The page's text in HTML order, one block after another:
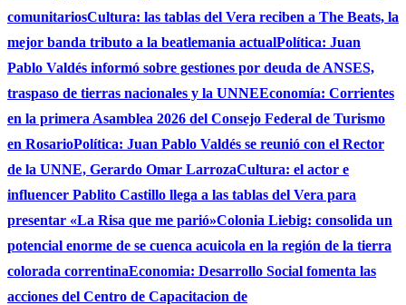
comunitariosCultura: las tablas del Vera reciben a The Beats, la
mejor banda tributo a la beatlemania actualPolítica: Juan
Pablo Valdés informó sobre gestiones por deuda de ANSES,
traspaso de tierras nacionales y la UNNEEconomía: Corrientes
en la primera Asamblea 2026 del Consejo Federal de Turismo
en RosarioPolítica: Juan Pablo Valdés se reunió con el Rector
de la UNNE, Gerardo Omar LarrozaCultura: el actor e
influencer Pablito Castillo llega a las tablas del Vera para
presentar «La Risa que me parió»Colonia Liebig: consolida un
potencial enorme de se cuenca acuicola en la región de la tierra
colorada correntinaEconomia: Desarrollo Social fomenta las
acciones del Centro de Capacitacion de